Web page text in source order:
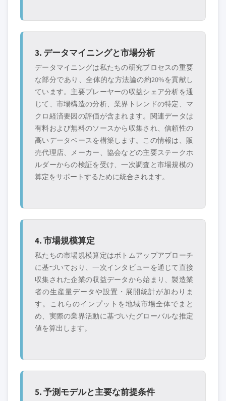
3. データマイニングと市場分析
データマイニングは私たちの研究プロセスの重要
な部分であり、全体的な方法論の約20%を貢献し
ています。主要プレーヤーの収益シェア分析を通
じて、市場構造の分析、業界トレンドの特定、マ
クロ経済要因の評価が含まれます。関連データは
有料および無料のソースから収集され、信頼性の
高いデータベースを構築します。この情報は、販
売代理店、メーカー、協会などの主要ステークホ
ルダーからの検証を受け、一次調査と市場規模の
算定をサポートするために統合されます。
4. 市場規模算定
私たちの市場規模算定はボトムアップアプローチ
に基づいており、一次インタビューを通じて直接
収集された企業の収益データから始まり、製造業
者の生産量データや設置・展開統計が加わりま
す。これらのインプットを地域市場全体でまと
め、実際の業界活動に基づいたグローバルな推定
値を算出します。
5. 予測モデルと主要な前提条件